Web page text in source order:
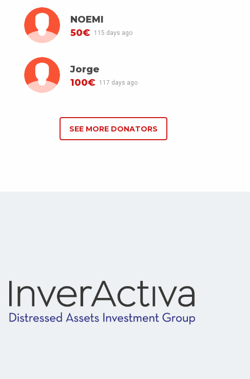
NOEMI
50€
115 days ago
Jorge
100€
117 days ago
SEE MORE DONATORS